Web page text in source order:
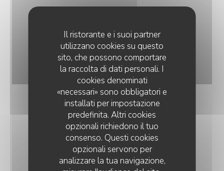
Il ristorante e i suoi partner
utilizzano cookies su questo
sito, che possono comportare
la raccolta di dati personali. I
cookies denominati
«necessari» sono obbligatori e
installati per impostazione
predefinita. Altri cookies
opzionali richiedono il tuo
consenso. Questi cookies
opzionali servono per
analizzare la tua navigazione,